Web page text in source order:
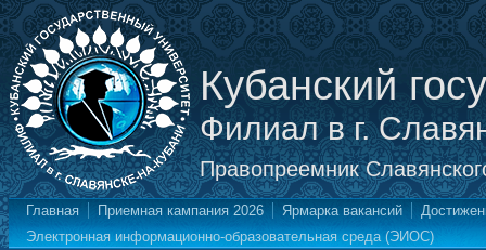
Кубанский
Филиал в г.
Правопреемник
Главная Приемная кампания 2026 Ярмарка вакансий
Электронная информационно-образовательная среда (ЭИОС)